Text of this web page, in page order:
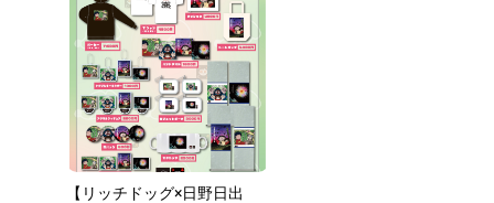
【リッチドッグ×日野日出